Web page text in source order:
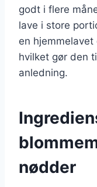
godt i flere
lave i store
en
hvilket gør den
anledning.
nødder